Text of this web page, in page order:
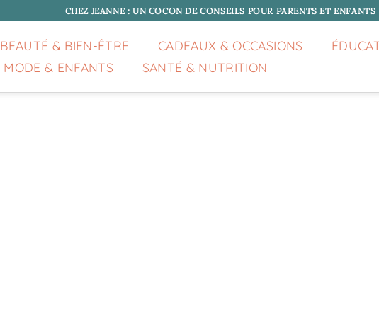
CHEZ JEANNE : UN COCON DE CONSEILS POUR PARENTS ET ENFANTS
BEAUTÉ & BIEN-ÊTRE CADEAUX & OCCASIONS
MODE & ENFANTS
SANTÉ & NUTRITION